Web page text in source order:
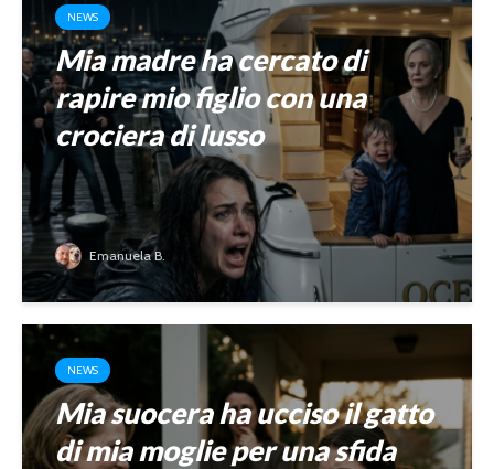
NEWS
Mia madre ha cercato di
rapire mio figlio con una
crociera di lusso
Emanuela B.
NEWS
Mia suocera ha ucciso il gatto
di mia moglie per una sfida